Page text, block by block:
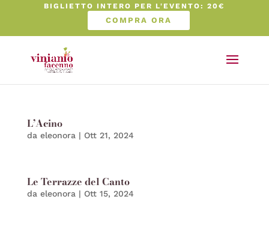
BIGLIETTO INTERO PER L'EVENTO: 20€
COMPRA ORA
L’Acino
da eleonora | Ott 21, 2024
Le Terrazze del Canto
da eleonora | Ott 15, 2024